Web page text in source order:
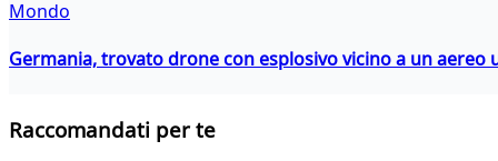
Mondo
Germania, trovato drone con esplosivo vicino a un aereo
Raccomandati per te